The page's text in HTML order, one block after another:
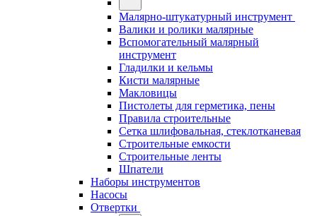
Малярно-штукатурный инструмент
Валики и ролики малярные
Вспомогательный малярный
инструмент
Гладилки и кельмы
Кисти малярные
Макловицы
Пистолеты для герметика, пены
Правила строительные
Сетка шлифовальная, стеклотканевая
Строительные емкости
Строительные ленты
Шпатели
Наборы инструментов
Насосы
Отвертки